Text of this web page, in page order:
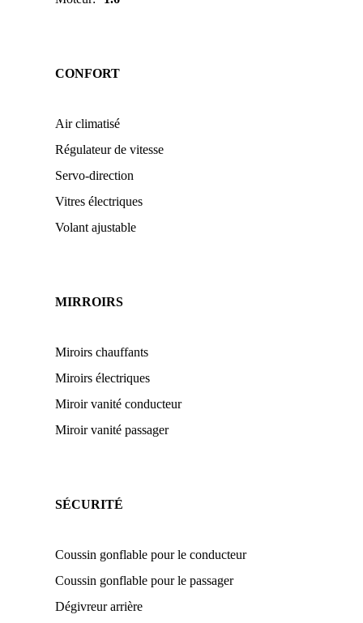
CONFORT
Air climatisé
Régulateur de vitesse
Servo-direction
Vitres électriques
Volant ajustable
MIRROIRS
Miroirs chauffants
Miroirs électriques
Miroir vanité conducteur
Miroir vanité passager
SÉCURITÉ
Coussin gonflable pour le conducteur
Coussin gonflable pour le passager
Dégivreur arrière